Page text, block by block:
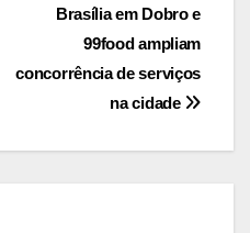
Brasília em Dobro e
99food ampliam
concorrência de serviços
na cidade